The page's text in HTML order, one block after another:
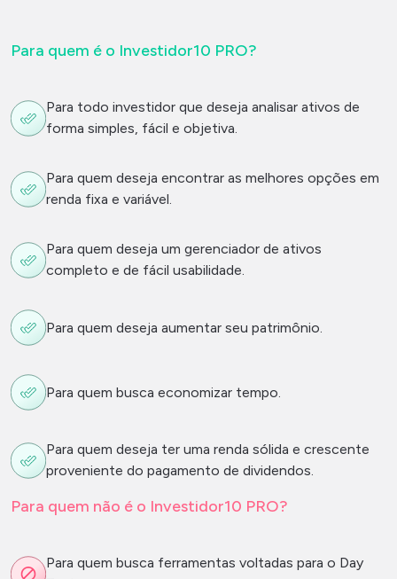
Para quem é o Investidor10 PRO?
Para todo investidor que deseja analisar ativos de
forma simples, fácil e objetiva.
Para quem deseja encontrar as melhores opções em
renda fixa e variável.
Para quem deseja um gerenciador de ativos
completo e de fácil usabilidade.
Para quem deseja aumentar seu patrimônio.
Para quem busca economizar tempo.
Para quem deseja ter uma renda sólida e crescente
proveniente do pagamento de dividendos.
Para quem não é o Investidor10 PRO?
Para quem busca ferramentas voltadas para o Day